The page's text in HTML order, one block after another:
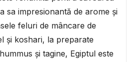
sa impresionantă de arome și
feluri de mâncare de
și koshari, la preparate
și tagine, Egiptul este